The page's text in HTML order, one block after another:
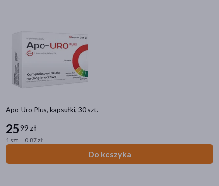
Apo-Uro Plus, kapsułki, 30 szt.
2599 zł
1 szt. = 0,87 zł
Do koszyka